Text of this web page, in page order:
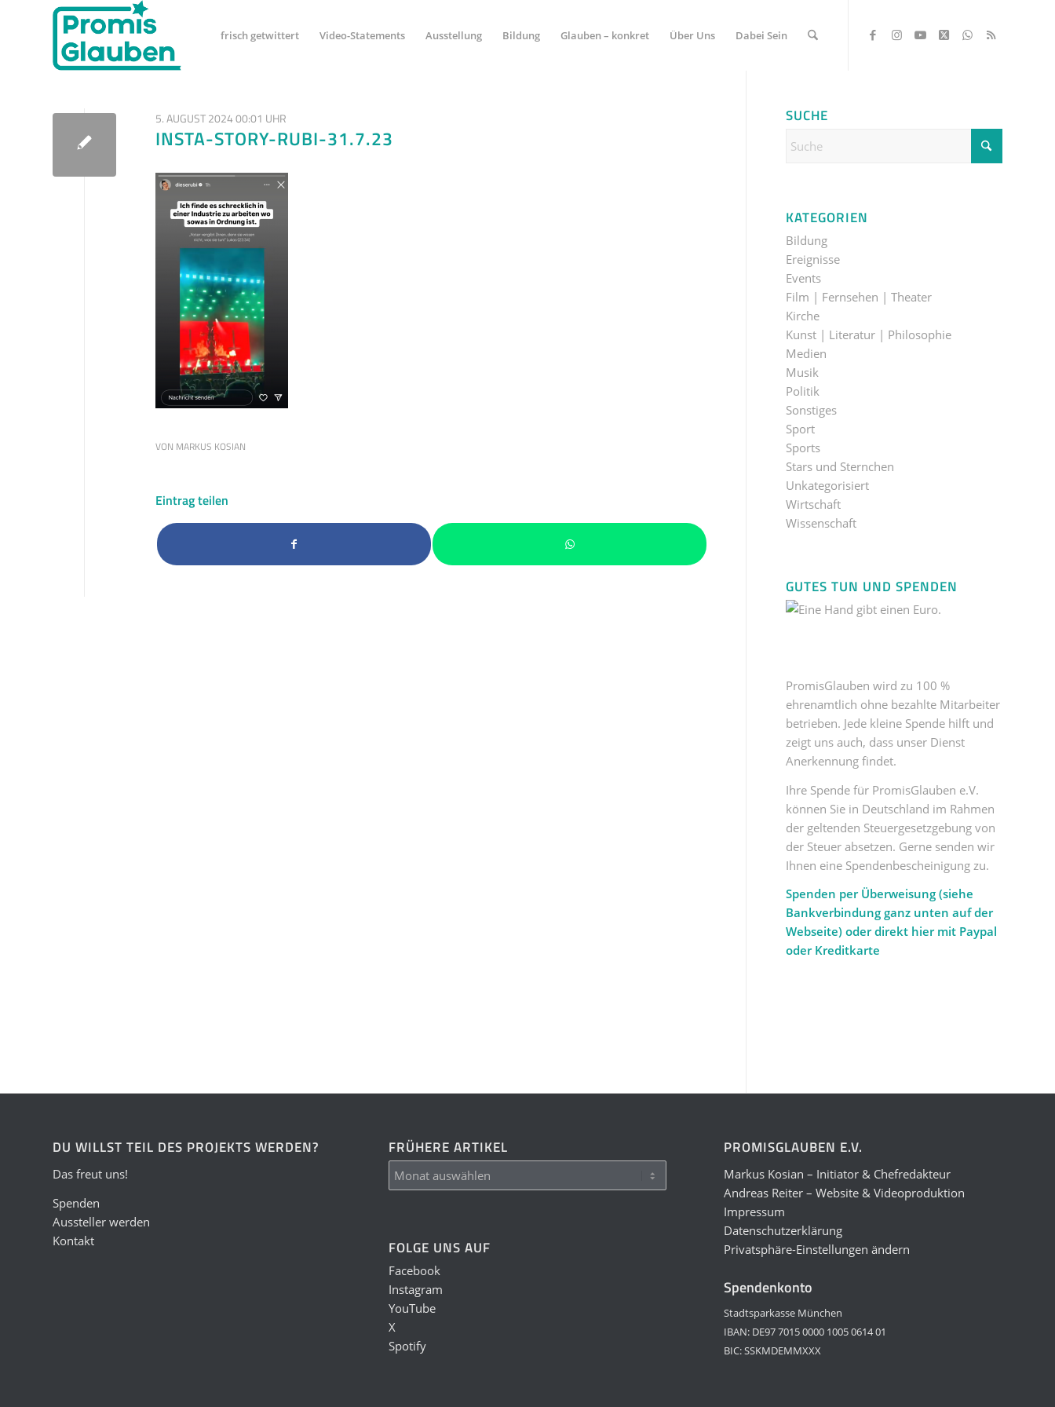
frisch getwittert Video-Statements Ausstellung Bildung Glauben – konkret Über Uns Dabei Sein
5. AUGUST 2024 00:01 UHR
INSTA-STORY-RUBI-31.7.23
VON MARKUS KOSIAN
Eintrag teilen
SUCHE
KATEGORIEN
Bildung
Ereignisse
Events
Film | Fernsehen | Theater
Kirche
Kunst | Literatur | Philosophie
Medien
Musik
Politik
Sonstiges
Sport
Sports
Stars und Sternchen
Unkategorisiert
Wirtschaft
Wissenschaft
GUTES TUN UND SPENDEN
PromisGlauben wird zu 100 %
ehrenamtlich ohne bezahlte Mitarbeiter
betrieben. Jede kleine Spende hilft und
zeigt uns auch, dass unser Dienst
Anerkennung findet.
Ihre Spende für PromisGlauben e.V.
können Sie in Deutschland im Rahmen
der geltenden Steuergesetzgebung von
der Steuer absetzen. Gerne senden wir
Ihnen eine Spendenbescheinigung zu.
Spenden per Überweisung (siehe
Bankverbindung ganz unten auf der
Webseite) oder direkt hier mit Paypal
oder Kreditkarte
DU WILLST TEIL DES PROJEKTS WERDEN?
Das freut uns!
Spenden
Aussteller werden
Kontakt
FRÜHERE ARTIKEL
FOLGE UNS AUF
Facebook
Instagram
YouTube
X
Spotify
PROMISGLAUBEN E.V.
Markus Kosian – Initiator & Chefredakteur
Andreas Reiter – Website & Videoproduktion
Impressum
Datenschutzerklärung
Privatsphäre-Einstellungen ändern
Spendenkonto
Stadtsparkasse München
IBAN: DE97 7015 0000 1005 0614 01
BIC: SSKMDEMMXXX